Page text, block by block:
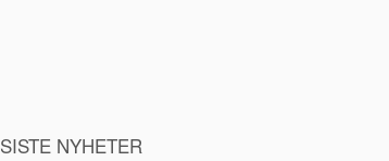
SISTE NYHETER